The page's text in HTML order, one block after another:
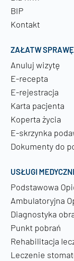
BIP
Kontakt
ZAŁATW SPRAWĘ
Anuluj wizytę
E-recepta
E-rejestracja
Karta pacjenta
Koperta życia
E-skrzynka
Dokumenty do
USŁUGI
Podstawowa
Ambulatoryjna
Diagnostyka
Punkt pobrań
Rehabilitacja
Leczenie